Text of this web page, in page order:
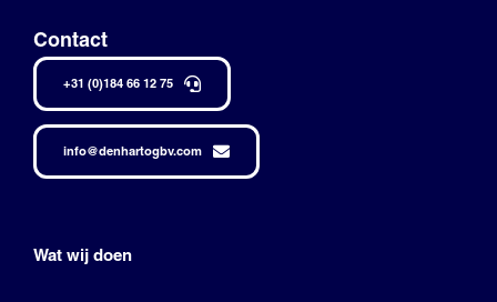
Contact
+31 (0)184 66 12 75
info@denhartogbv.com
Wat wij doen